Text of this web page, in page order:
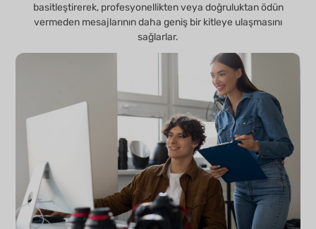
basitleştirerek, profesyonellikten veya doğruluktan ödün
vermeden mesajlarının daha geniş bir kitleye ulaşmasını
sağlarlar.